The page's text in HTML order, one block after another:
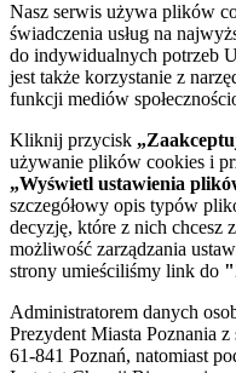
Nasz serwis używa plików
świadczenia usług na
do indywidualnych potrzeb
jest także korzystanie z
funkcji mediów
Kliknij przycisk
używanie plików cookies i
„Wyświetl ustawienia
szczegółowy opis typów
decyzję, które z nich chcesz
możliwość zarządzania
strony umieściliśmy link do
Administratorem danych
Prezydent Miasta Poznania
61-841 Poznań, natomiast